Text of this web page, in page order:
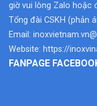
giờ vui lòng Zalo hoặc
Tổng đài CSKH (phản
Email:
Website: https://
FANPAGE